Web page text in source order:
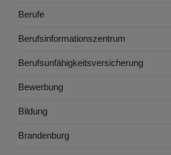
Berufe
Berufsinformationszentrum
Berufsunfähigkeitsversicherung
Bewerbung
Bildung
Brandenburg